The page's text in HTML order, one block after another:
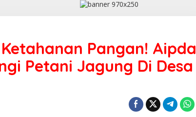
Pangan! Aipda
Petani Jagung Di Desa